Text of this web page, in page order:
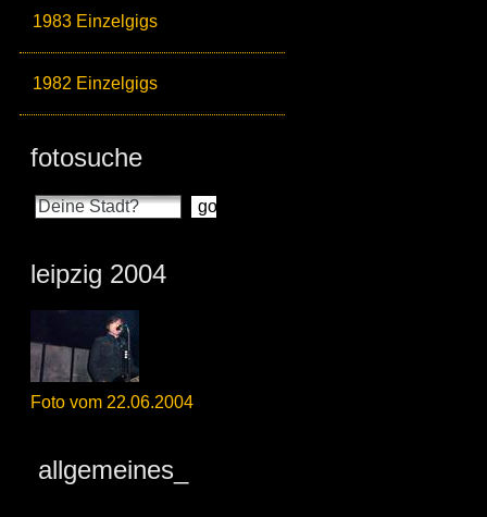
1983 Einzelgigs
1982 Einzelgigs
fotosuche
leipzig 2004
Foto vom 22.06.2004
allgemeines_